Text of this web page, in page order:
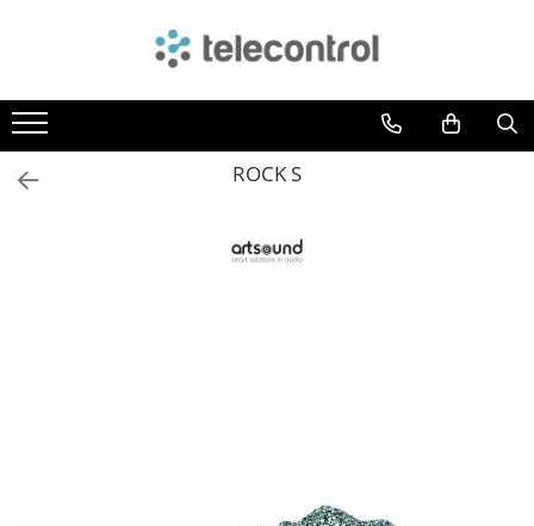
Teleco Automation
Teletask
Artsound
ROCK S